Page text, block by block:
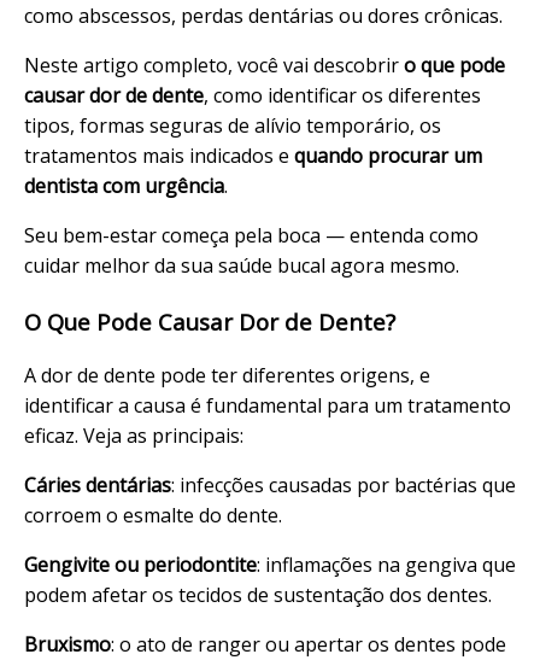
como abscessos, perdas dentárias ou dores crônicas.
Neste artigo completo, você vai descobriro que pode
causar dor de dente, como identificar os diferentes
tipos, formas seguras de alívio temporário, os
tratamentos mais indicados e quando procurar um
dentista com urgência.
Seu bem-estar começa pela boca — entenda como
cuidar melhor da sua saúde bucal agora mesmo.
O Que Pode Causar Dor de Dente?
A dor de dente pode ter diferentes origens, e
identificar a causa é fundamental para um tratamento
eficaz. Veja as principais:
Cáries dentárias: infecções causadas por bactérias que
corroem o esmalte do dente.
Gengivite ou periodontite: inflamações na gengiva que
podem afetar os tecidos de sustentação dos dentes.
Bruxismo: o ato de ranger ou apertar os dentes pode